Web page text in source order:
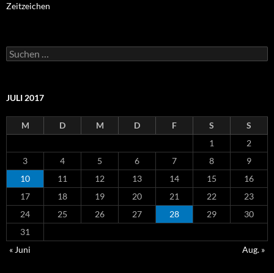
Zeitzeichen
Suchen
nach:
JULI 2017
M D M D F S
S
1
2
3
4 5 6 7 8
9
10
11 12 13 14 15
16
17
18 19 20 21 22
23
24
25 26 27 28 29
30
31
« Juni
Aug. »